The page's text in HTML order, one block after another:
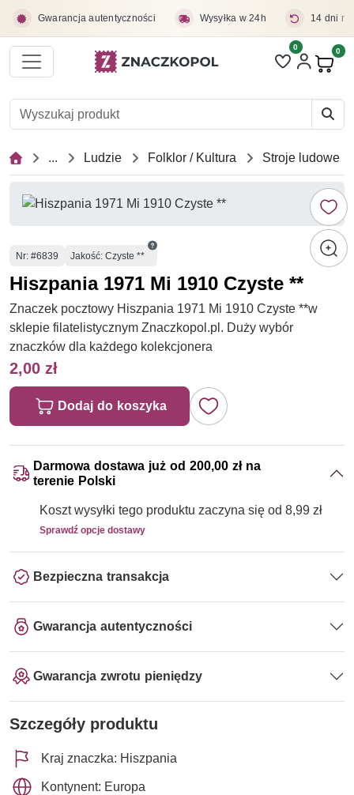
Gwarancja autentyczności Wysyłka w 24h 14 dni
Liczba pozycji
0 0
... Ludzie Folklor / Kultura Stroje ludowe
Numer
Nr: #6839 Jakość: Czyste **
Hiszpania 1971 Mi 1910 Czyste **
Znaczek pocztowy Hiszpania 1971 Mi 1910 Czyste **w
sklepie filatelistycznym Znaczkopol.pl. Duży wybór
znaczków dla każdego kolekcjonera
2,00 zł
Dodaj do koszyka
Darmowa dostawa już od 200,00 zł na
terenie Polski
Koszt wysyłki tego produktu zaczyna się od 8,99 zł
Sprawdź opcje dostawy
Bezpieczna transakcja
Gwarancja autentyczności
Gwarancja zwrotu pieniędzy
Szczegóły produktu
Kraj znaczka: Hiszpania
Kontynent: Europa